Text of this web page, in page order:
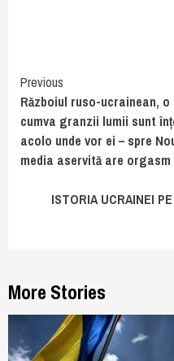
Continue
Reading
Previous
Războiul ruso-ucrainean,
cumva granzii lumii sunt
acolo unde vor ei – spre
media aservită are
ISTORIA UCRAINEI
More Stories